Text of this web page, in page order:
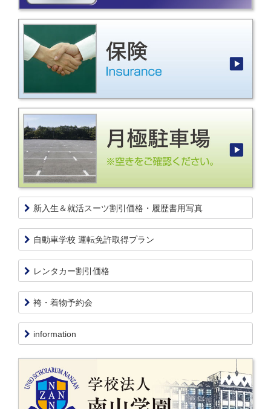
新入生＆就活スーツ割引価格・履歴書用写真
自動車学校 運転免許取得プラン
レンタカー割引価格
袴・着物予約会
information